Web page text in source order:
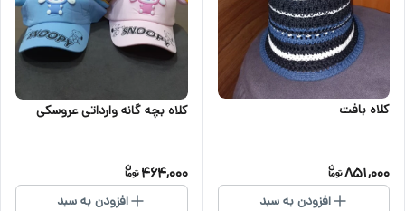
کلاه بافت
851,000
افزودن به سبد
کلاه بچه گانه وارداتی عروسکی
464,000
افزودن به سبد